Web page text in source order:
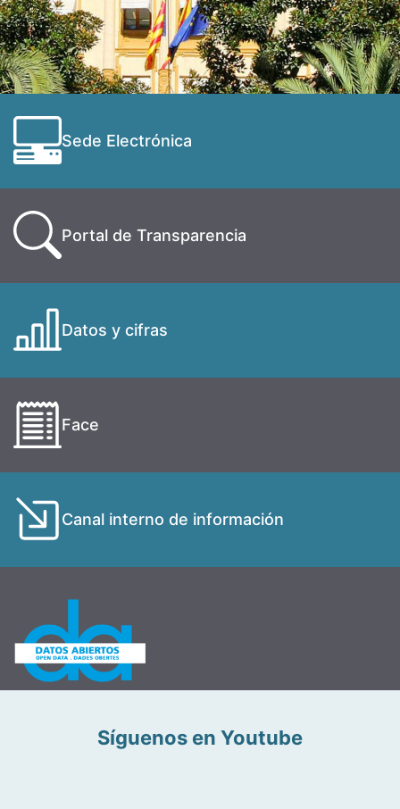
Sede Electrónica
Portal de Transparencia
Datos y cifras
Face
Canal interno de información
Síguenos en Youtube